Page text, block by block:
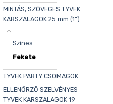
MINTÁS, SZÖVEGES TYVEK
KARSZALAGOK 25 mm (1”)
Színes
Fekete
TYVEK PARTY CSOMAGOK
ELLENŐRZŐ SZELVÉNYES
TYVEK KARSZALAGOK 19